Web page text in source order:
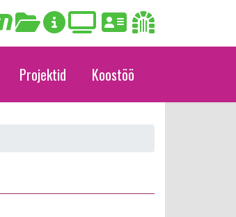
Projektid Koostöö